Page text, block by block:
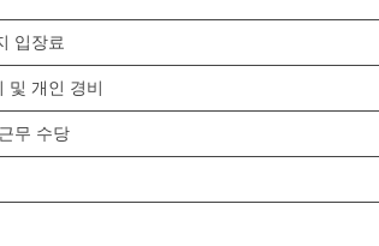
입장료
및 개인 경비
무 수당